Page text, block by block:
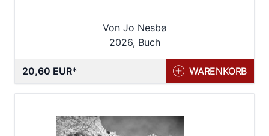
Von Jo Nesbø
2026, Buch
20,60 EUR WARENKORB